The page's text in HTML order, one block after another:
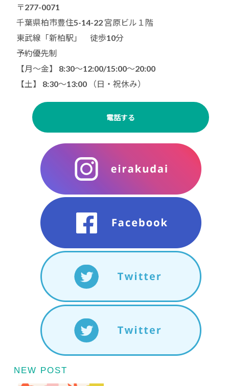
〒277-0071
千葉県柏市豊住5-14-22 宮原ビル１階
東武線「新柏駅」 徒歩10分
予約優先制
【月〜金】 8:30～12:00/15:00〜20:00
【土】 8:30〜13:00 （日・祝休み）
電話する
NEW POST